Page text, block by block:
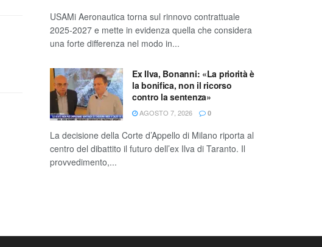
USAMi Aeronautica torna sul rinnovo contrattuale
2025-2027 e mette in evidenza quella che considera
una forte differenza nel modo in...
Ex Ilva, Bonanni: «La priorità è
la bonifica, non il ricorso
contro la sentenza»
AGOSTO 7, 2026 0
La decisione della Corte d’Appello di Milano riporta al
centro del dibattito il futuro dell’ex Ilva di Taranto. Il
provvedimento,...